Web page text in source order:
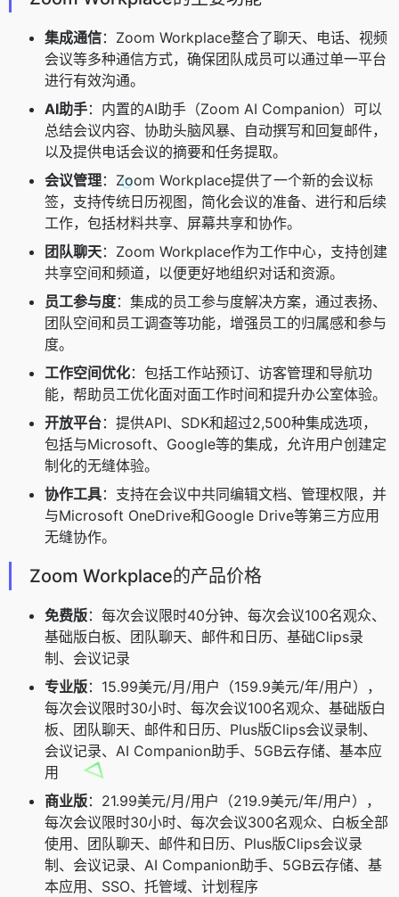
集成通信：Zoom Workplace整合了聊天、电话、视频
会议等多种通信方式，确保团队成员可以通过单一平台
进行有效沟通。
AI助手：内置的AI助手（Zoom AI Companion）可以
总结会议内容、协助头脑风暴、自动撰写和回复邮件，
以及提供电话会议的摘要和任务提取。
会议管理：Zoom Workplace提供了一个新的会议标
签，支持传统日历视图，简化会议的准备、进行和后续
工作，包括材料共享、屏幕共享和协作。
团队聊天：Zoom Workplace作为工作中心，支持创建
共享空间和频道，以便更好地组织对话和资源。
员工参与度：集成的员工参与度解决方案，通过表扬、
团队空间和员工调查等功能，增强员工的归属感和参与
度。
工作空间优化：包括工作站预订、访客管理和导航功
能，帮助员工优化面对面工作时间和提升办公室体验。
开放平台：提供API、SDK和超过2,500种集成选项，
包括与Microsoft、Google等的集成，允许用户创建定
制化的无缝体验。
协作工具：支持在会议中共同编辑文档、管理权限，并
与Microsoft OneDrive和Google Drive等第三方应用
无缝协作。
Zoom Workplace的产品价格
免费版：每次会议限时40分钟、每次会议100名观众、
基础版白板、团队聊天、邮件和日历、基础Clips录
制、会议记录
专业版：15.99美元/月/用户（159.9美元/年/用户），
每次会议限时30小时、每次会议100名观众、基础版白
板、团队聊天、邮件和日历、Plus版Clips会议录制、
会议记录、AI Companion助手、5GB云存储、基本应
用
商业版：21.99美元/月/用户（219.9美元/年/用户），
每次会议限时30小时、每次会议300名观众、白板全部
使用、团队聊天、邮件和日历、Plus版Clips会议录
制、会议记录、AI Companion助手、5GB云存储、基
本应用、SSO、托管域、计划程序